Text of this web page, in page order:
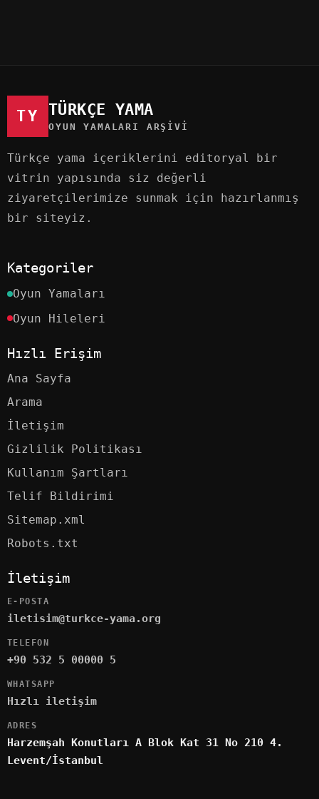
TY TÜRKÇE YAMA
OYUN YAMALARI ARŞIVI
Türkçe yama içeriklerini editoryal bir
vitrin yapısında siz değerli
ziyaretçilerimize sunmak için hazırlanmış
bir siteyiz.
Kategoriler
Oyun Yamaları
Oyun Hileleri
Hızlı Erişim
Ana Sayfa
Arama
İletişim
Gizlilik Politikası
Kullanım Şartları
Telif Bildirimi
Sitemap.xml
Robots.txt
İletişim
E-POSTA
iletisim@turkce-yama.org
TELEFON
+90 532 5 00000 5
WHATSAPP
Hızlı iletişim
ADRES
Harzemşah Konutları A Blok Kat 31 No 210 4.
Levent/İstanbul